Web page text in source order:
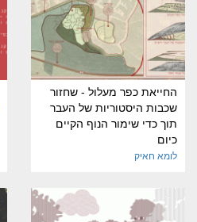
החייאת כפר מעלול - שחזור
שכבות היסטוריות של העבר
תוך כדי שימור הנוף הקיים
כיום
לומא חאיק